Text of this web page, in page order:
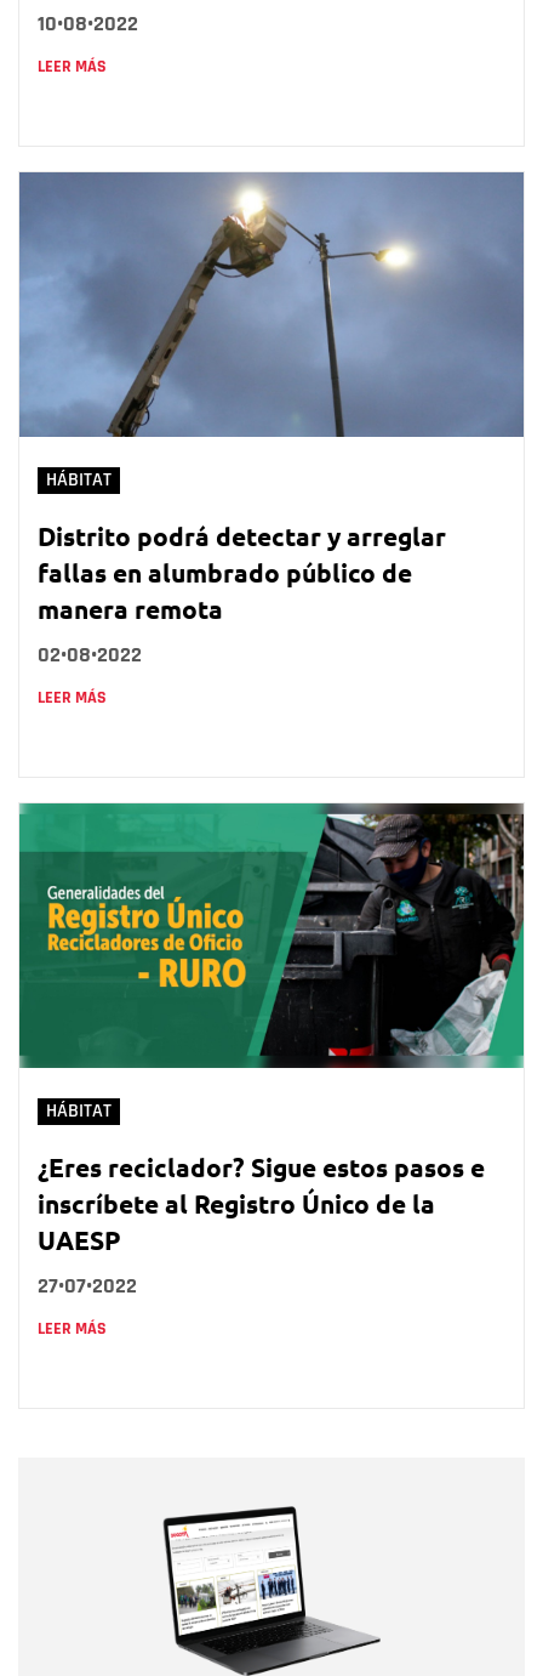
10•08•2022
LEER MÁS
HÁBITAT
Distrito podrá detectar y arreglar
fallas en alumbrado público de
manera remota
02•08•2022
LEER MÁS
HÁBITAT
¿Eres reciclador? Sigue estos pasos e
inscríbete al Registro Único de la
UAESP
27•07•2022
LEER MÁS
Correo electrónico
Tipo de comentario